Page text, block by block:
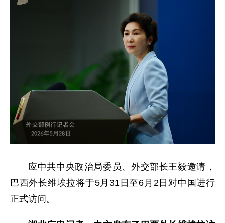
应中共中央政治局委员、外交部长王毅邀请，
巴西外长维埃拉将于5月31日至6月2日对中国进行
正式访问。